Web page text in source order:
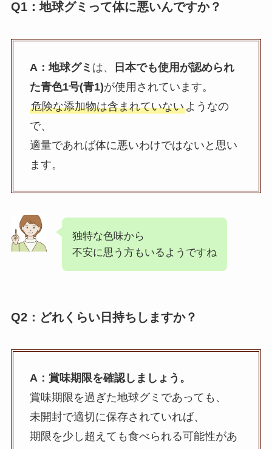
Q1：地球グミって体に悪いんですか？
A：地球グミ は、
日本でも使用が認められ
た青色1号(青1)が使用されています。
危険な添加物は含まれていないようなの
で、
適量であれば体に悪いわけではないと思い
ます。
独特な色味から
不安に思う方もいるようですね
Q2：どれくらい日持ちしますか？
A：賞味期限を確認しましょう。
賞味期限を過ぎた地球グミであっても、
未開封で適切に保存されていれば、
期限を少し超えても食べられる可能性があ